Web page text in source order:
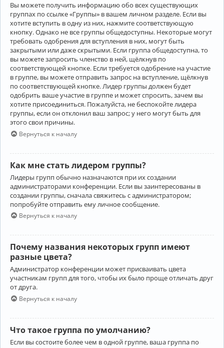
Вы можете получить информацию обо всех существующих
группах по ссылке «Группы» в вашем личном разделе. Если вы
хотите вступить в одну из них, нажмите соответствующую
кнопку. Однако не все группы общедоступны. Некоторые могут
требовать одобрения для вступления в них, могут быть
закрытыми или даже скрытыми. Если группа общедоступна, то
вы можете запросить членство в ней, щёлкнув по
соответствующей кнопке. Если требуется одобрение на участие
в группе, вы можете отправить запрос на вступление, щёлкнув
по соответствующей кнопке. Лидер группы должен будет
одобрить ваше участие в группе и может спросить, зачем вы
хотите присоединиться. Пожалуйста, не беспокойте лидера
группы, если он отклонил ваш запрос; у него могут быть для
этого свои причины.
Вернуться к началу
Как мне стать лидером группы?
Лидеры групп обычно назначаются при их создании
администраторами конференции. Если вы заинтересованы в
создании группы, сначала свяжитесь с администратором;
попробуйте отправить ему личное сообщение.
Вернуться к началу
Почему названия некоторых групп имеют
разные цвета?
Администратор конференции может присваивать цвета
участникам групп для того, чтобы их было проще отличать друг
от друга.
Вернуться к началу
Что такое группа по умолчанию?
Если вы состоите более чем в одной группе, ваша группа по